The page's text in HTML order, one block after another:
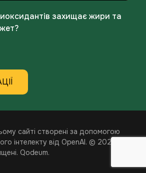
морепродуктів до ЄС: як
на фосфати та штучні
сайті створені за допомогою
інтелекту від OpenAI. © 2026.
Qodeum.